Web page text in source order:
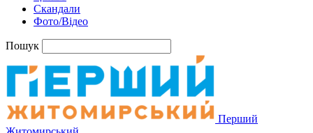
Скандали
Фото/Відео
Пошук
Перший